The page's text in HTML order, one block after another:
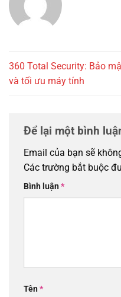
360 Total Security: Bảo
và tối ưu máy tính
Để lại một bình
Email của bạn sẽ
Các trường bắt buộc
Bình luận*
Tên*